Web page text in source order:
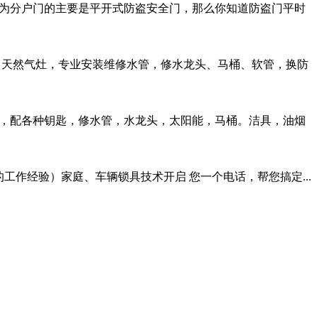
分户门的主要是平开式防盗安全门，那么你知道防盗门平时
然气灶，专业安装维修水管，修水龙头、马桶、软管，换防
配各种钥匙，修水管，水龙头，太阳能，马桶。洁具，油烟
作经验）家庭、车辆锁具技术开启 您一个电话，帮您搞定...